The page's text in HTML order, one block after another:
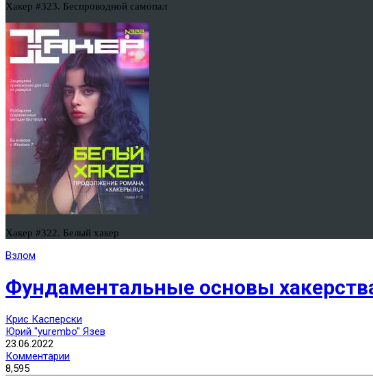
Хакер #323. Беспроводной самопал
Хакер #322. Белый хакер
Взлом
Фундаментальные основы
Крис Касперски
Юрий "yurembo" Язев
23.06.2022
Комментарии
8,595